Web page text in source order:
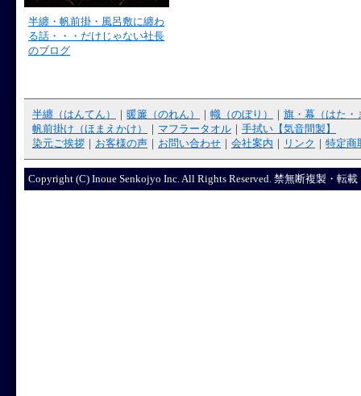
半纏・帆前掛・風呂敷に纏わ
る話・・・だけじゃない社長
のブログ
半纏（はんてん） ｜ 暖簾（のれん） ｜ 幟（のぼり） ｜ 旗・幕（はた・
帆前掛け（ほまえかけ）
｜ マフラータオル ｜ 手拭い【気音間製】
染元ご挨拶 ｜ お客様の声 ｜ お問い合わせ ｜ 会社案内 ｜ リンク ｜ 特定商
Copyright (C) Inoue Senkojyo Inc. All Rights Reserved. 禁無断複製・